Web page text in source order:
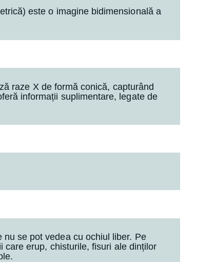
este o imagine bidimensională a
raze X de formă conică, capturând
informații suplimentare, legate de
se pot vedea cu ochiul liber. Pe
care erup, chisturile, fisuri ale dinților